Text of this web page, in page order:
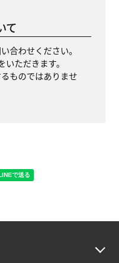
て
合わせください。
ただきます。
ものではありませ